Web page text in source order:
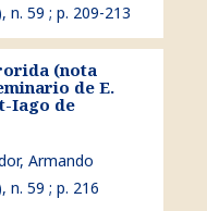
n. 59 ; p. 209-213
presentada ó
(nota
de E.
Iago de
Armando
n. 59 ; p. 216